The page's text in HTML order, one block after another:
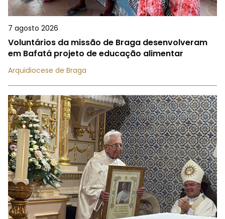
7 agosto 2026
Voluntários da missão de Braga desenvolveram
em Bafatá projeto de educação alimentar
Arquidiocese de Braga